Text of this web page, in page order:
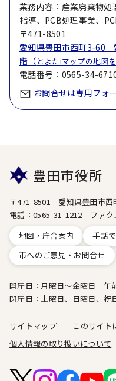
業務内容：産業廃棄物処
指導、PCB処理事業、
〒471-8501
愛知県豊田市西町3-60
階（ とよたiマップの地図
電話番号：0565-34-
お問合せは専用フォ
豊田市役所
〒471-8501 愛知県豊田市西
電話：0565-31-1212 ファク
地図・庁舎案内
手話
市へのご意見・お問合せ
開庁日：月曜日～金曜日 午
閉庁日：土曜日、日曜日、祝
サイトマップ
このサイト
個人情報の取り扱いについて